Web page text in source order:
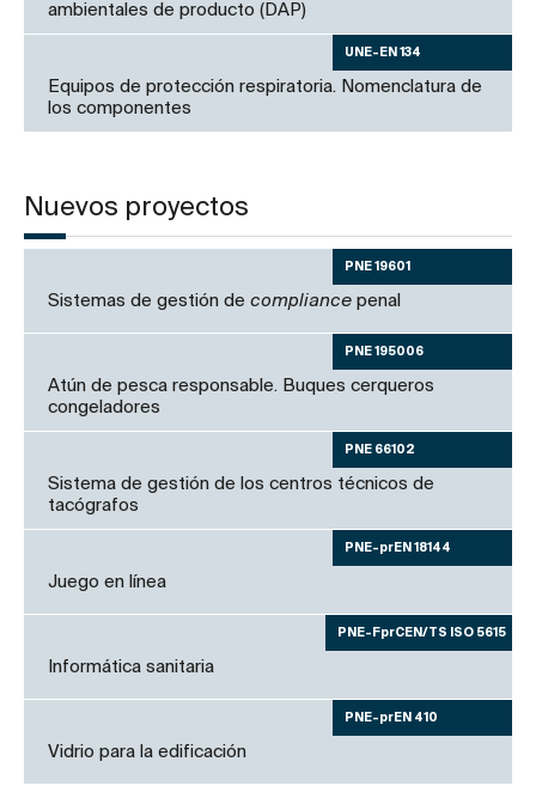
ambientales de producto (DAP)
UNE-EN 134
Equipos de protección respiratoria. Nomenclatura de
los componentes
Nuevos proyectos
PNE 19601
Sistemas de gestión de compliance penal
PNE 195006
Atún de pesca responsable. Buques cerqueros
congeladores
PNE 66102
Sistema de gestión de los centros técnicos de
tacógrafos
PNE-prEN 18144
Juego en línea
PNE-FprCEN/TS ISO 5615
Informática sanitaria
PNE-prEN 410
Vidrio para la edificación